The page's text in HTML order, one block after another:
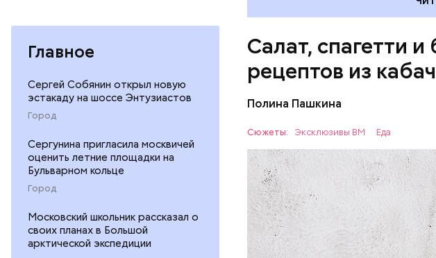
Главное
Сергей Собянин открыл новую
эстакаду на шоссе Энтузиастов
Город
Сергунина пригласила москвичей
оценить летние площадки на
Бульварном кольце
Город
Московский школьник рассказал о
своих планах в Большой
арктической экспедиции
Салат, спагетти
рецептов из
Полина Пашкина
Сюжеты: Эксклюзивы ВМ Еда
Ингредиенты:
ЕДА ОВОЩИ РЕЦЕПТЫ